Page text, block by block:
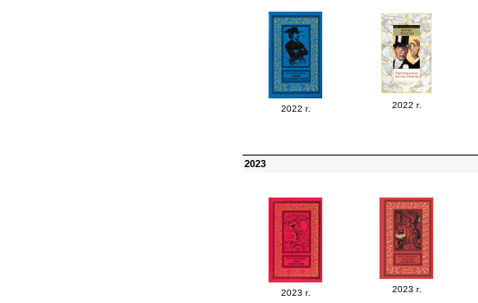
2022 г. 2022 г.
2023
2023 г. 2023 г.